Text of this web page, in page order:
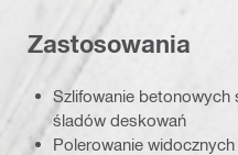
Zastosowania
Szlifowanie betonowych
śladów deskowań
Polerowanie